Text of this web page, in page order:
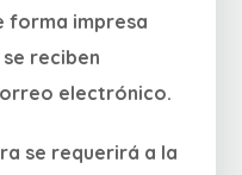
forma impresa
se reciben
electrónico.
se requerirá a la